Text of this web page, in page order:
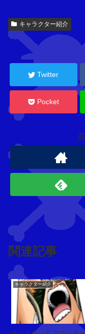
S
U
ク
ロ
ギ
バ
ク
ロ
コ
ダ
キャラクター紹介
Twitter
Pocket
関連記事
キャラクター紹介